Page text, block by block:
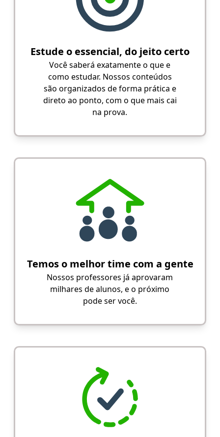
Estude o essencial, do jeito certo
Você saberá exatamente o que e
como estudar. Nossos conteúdos
são organizados de forma prática e
direto ao ponto, com o que mais cai
na prova.
Temos o melhor time com a gente
Nossos professores já aprovaram
milhares de alunos, e o próximo
pode ser você.